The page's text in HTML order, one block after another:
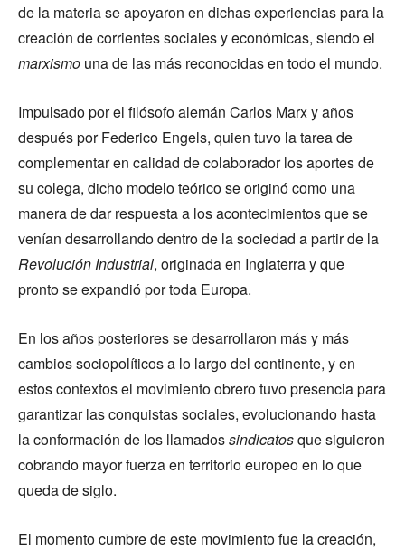
de la materia se apoyaron en dichas experiencias para la
creación de corrientes sociales y económicas, siendo el
marxismo una de las más reconocidas en todo el mundo.
Impulsado por el filósofo alemán Carlos Marx y años
después por Federico Engels, quien tuvo la tarea de
complementar en calidad de colaborador los aportes de
su colega, dicho modelo teórico se originó como una
manera de dar respuesta a los acontecimientos que se
venían desarrollando dentro de la sociedad a partir de la
Revolución Industrial, originada en Inglaterra y que
pronto se expandió por toda Europa.
En los años posteriores se desarrollaron más y más
cambios sociopolíticos a lo largo del continente, y en
estos contextos el movimiento obrero tuvo presencia para
garantizar las conquistas sociales, evolucionando hasta
la conformación de los llamadossindicatosque siguieron
cobrando mayor fuerza en territorio europeo en lo que
queda de siglo.
El momento cumbre de este movimiento fue la creación,